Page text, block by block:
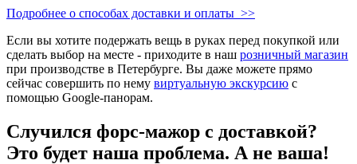
Подробнее о способах доставки и оплаты >>
Если вы хотите подержать вещь в руках перед покупкой или
сделать выбор на месте - приходите в наш розничный магазин
при производстве в Петербурге. Вы даже можете прямо
сейчас совершить по нему виртуальную экскурсию с
помощью Google-панорам.
Случился форс-мажор c доставкой?
Это будет наша проблема. А не ваша!